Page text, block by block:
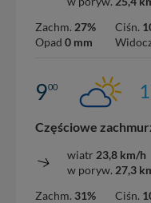
Zachm. 27%
Opad 0 mm
Ciśn.
900
Częściowe
wiatr 23,8 km/h
w poryw. 27,3
Zachm. 31%
Ciśn.